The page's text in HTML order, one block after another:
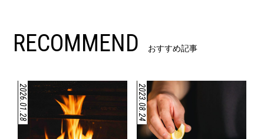
RECOMMEND おすすめ記事
2026.01.28 2023.08.24